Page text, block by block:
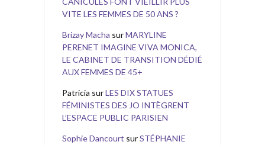
VITE LES FEMMES DE 50 ANS ?
Brizay Macha surMARYLINE
PERENET IMAGINE VIVA MONICA,
LE CABINET DE TRANSITION DÉDIÉ
AUX FEMMES DE 45+
Patricia surLES DIX STATUES
FÉMINISTES DES JO INTÈGRENT
L’ESPACE PUBLIC PARISIEN
Sophie Dancourt surSTÉPHANIE